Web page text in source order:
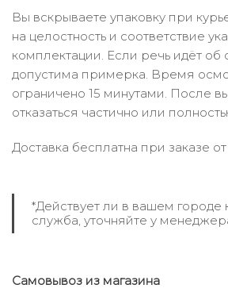
Вы вскрываете упаковку при
на целостность и соответствие
комплектации. Если речь идёт об
допустима примерка. Время
ограничено 15 минутами. После
отказаться частично или
Доставка бесплатна при заказе
*Действует ли в вашем городе
служба, уточняйте у
Самовывоз из магазина